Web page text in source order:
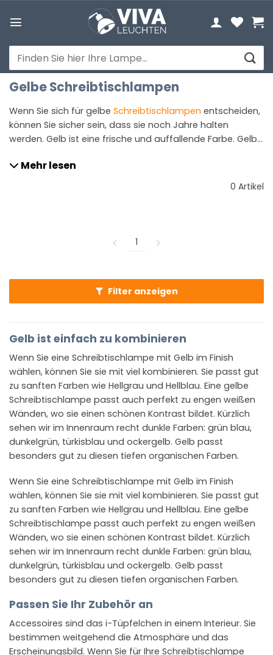
Inhalt
Suchen
nach:
Gelbe Schreibtischlampen
Wenn Sie sich für gelbe Schreibtischlampen entscheiden,
können Sie sicher sein, dass sie noch Jahre halten
werden. Gelb ist eine frische und auffallende Farbe. Gelb
Atmosphäre. Es ist ein Schatten, der immer gut gemacht
Mehr lesen
0 Artikel
1
Filter anzeigen
Gelb ist einfach zu kombinieren
Wenn Sie eine Schreibtischlampe mit Gelb im Finish
wählen, können Sie sie mit viel kombinieren. Sie passt gut
zu sanften Farben wie Hellgrau und Hellblau. Eine gelbe
Schreibtischlampe passt auch perfekt zu engen weißen
Wänden, wo sie einen schönen Kontrast bildet. Kürzlich
sehen wir im Innenraum recht dunkle Farben: grün blau,
dunkelgrün, türkisblau und ockergelb. Gelb passt
besonders gut zu diesen tiefen organischen Farben.
Wenn Sie eine Schreibtischlampe mit Gelb im Finish
wählen, können Sie sie mit viel kombinieren. Sie passt gut
zu sanften Farben wie Hellgrau und Hellblau. Eine gelbe
Schreibtischlampe passt auch perfekt zu engen weißen
Wänden, wo sie einen schönen Kontrast bildet. Kürzlich
sehen wir im Innenraum recht dunkle Farben: grün blau,
dunkelgrün, türkisblau und ockergelb. Gelb passt
besonders gut zu diesen tiefen organischen Farben.
Passen Sie Ihr Zubehör an
Accessoires sind das i-Tüpfelchen in einem Interieur. Sie
bestimmen weitgehend die Atmosphäre und das
Erscheinungsbild. Wenn Sie für Ihre Schreibtischlampe